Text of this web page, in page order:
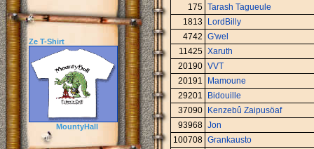
Ze T-Shirt
MountyHall
175 Tarash Tagueule
1813
LordBilly
4742 G'wel
11425 Xaruth
20190 VVT
20191
Mamoune
29201
Bidouille
37090
Kenzebû Zaipusöaf
93968 Jon
100708 Grankausto